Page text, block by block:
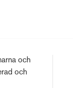
och
och